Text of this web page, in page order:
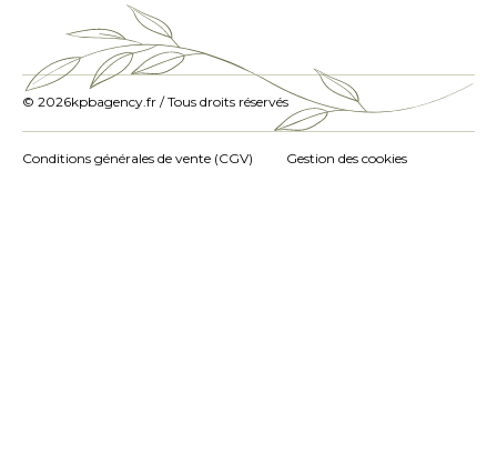
© 2026kpbagency.fr / Tous droits réservés
Conditions générales de vente (CGV) Gestion des cookies